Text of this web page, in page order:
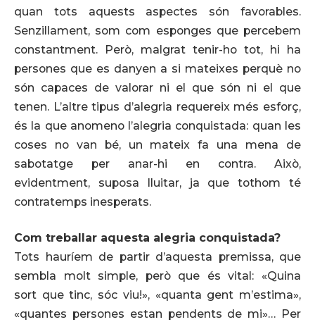
quan tots aquests aspectes són favorables.
Senzillament, som com esponges que percebem
constantment. Però, malgrat tenir-ho tot, hi ha
persones que es danyen a si mateixes perquè no
són capaces de valorar ni el que són ni el que
tenen. L’altre tipus d’alegria requereix més esforç,
és la que anomeno l’alegria conquistada: quan les
coses no van bé, un mateix fa una mena de
sabotatge per anar-hi en contra. Això,
evidentment, suposa lluitar, ja que tothom té
contratemps inesperats.
Com treballar aquesta alegria conquistada?
Tots hauríem de partir d’aquesta premissa, que
sembla molt simple, però que és vital: «Quina
sort que tinc, sóc viu!», «quanta gent m’estima»,
«quantes persones estan pendents de mi»… Per